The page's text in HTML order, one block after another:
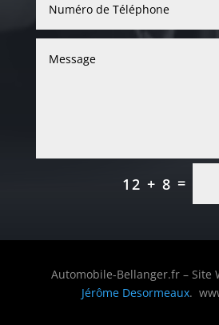
12 + 8 =
Automobile-Bellanger.fr – Site
Jérôme Desormeaux.